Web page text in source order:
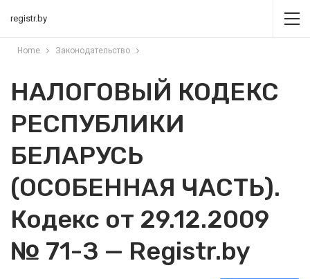
registr.by
Home Законодательство
НАЛОГОВЫЙ КОДЕКС
РЕСПУБЛИКИ
БЕЛАРУСЬ
(ОСОБЕННАЯ ЧАСТЬ).
Кодекс от 29.12.2009
№ 71-З — Registr.by